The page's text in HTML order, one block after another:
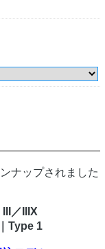
ナップされました
／IIIX
Type 1